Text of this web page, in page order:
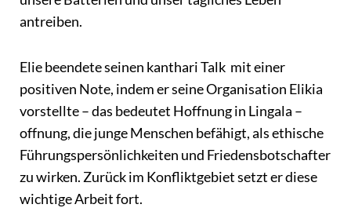
antreiben.
Elie beendete seinen kanthari Talk mit einer
positiven Note, indem er seine Organisation Elikia
vorstellte – das bedeutet Hoffnung in Lingala –
offnung, die junge Menschen befähigt, als ethische
Führungspersönlichkeiten und Friedensbotschafter
zu wirken. Zurück im Konfliktgebiet setzt er diese
wichtige Arbeit fort.